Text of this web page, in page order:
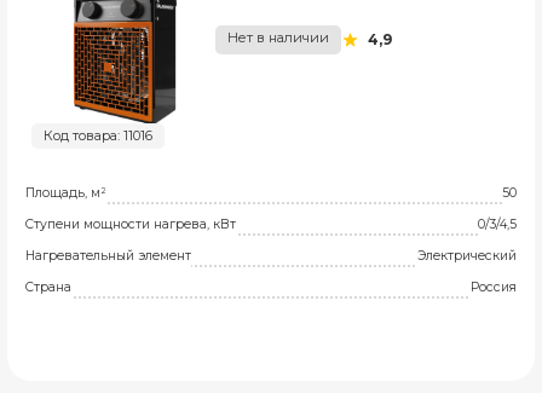
Код товара: 11016
Нет в наличии 4,9
Площадь, м²
50
Ступени мощности нагрева, кВт
0/3/4,5
Нагревательный элемент
Электрический
Страна
Россия